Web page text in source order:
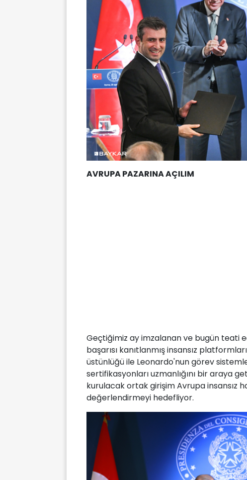
AVRUPA PAZARINA AÇILIM
Geçtiğimiz ay imzalanan ve bugün teati
başarısı kanıtlanmış insansız
üstünlüğü ile Leonardo'nun görev
sertifikasyonları uzmanlığını bir araya
kurulacak ortak girişim Avrupa insansız
değerlendirmeyi hedefliyor.